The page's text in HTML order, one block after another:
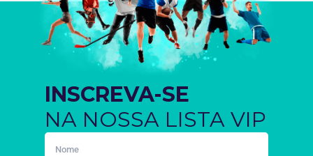
INSCREVA-SE
NA NOSSA LISTA VIP